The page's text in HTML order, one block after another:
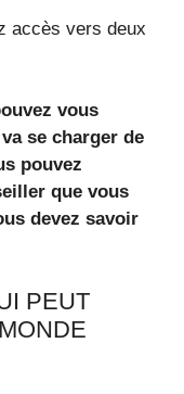
accès vers deux
vous
se charger de
pouvez
que vous
devez savoir
PEUT